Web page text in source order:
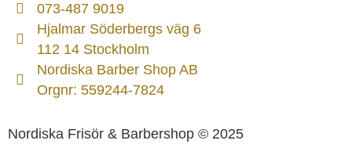
073-487 9019
Hjalmar Söderbergs väg 6
112 14 Stockholm
Nordiska Barber Shop AB
Orgnr: 559244-7824
Nordiska Frisör & Barbershop © 2025